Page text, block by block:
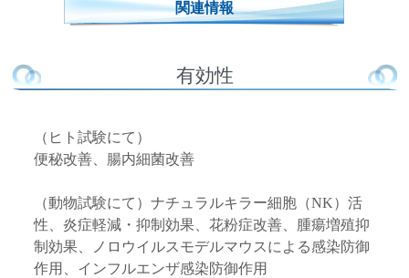
関連情報
有効性
（ヒト試験にて）
便秘改善、腸内細菌改善
（動物試験にて）ナチュラルキラー細胞（NK）活
性、炎症軽減・抑制効果、花粉症改善、腫瘍増殖抑
制効果、ノロウイルスモデルマウスによる感染防御
作用、インフルエンザ感染防御作用